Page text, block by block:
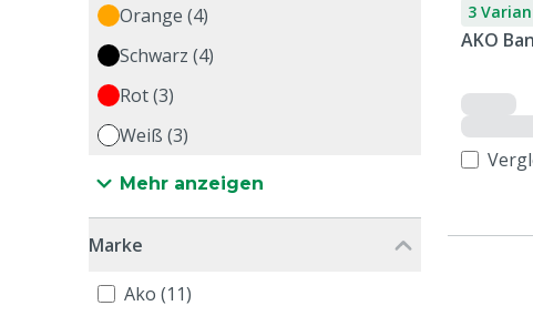
Orange (4)
Schwarz (4)
Rot (3)
Weiß (3)
Mehr anzeigen
Marke
Ako (11)
3
AKO